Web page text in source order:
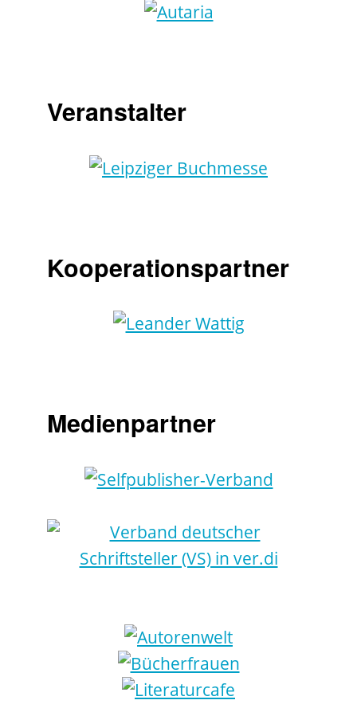
Veranstalter
Kooperationspartner
Medienpartner